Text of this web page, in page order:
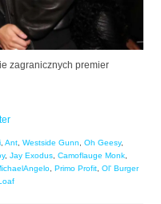
zagranicznych premier
Ant Westside Gunn Oh Geesy,
, Jay Exodus Camoflauge Monk
Primo Profit Ol' Burger